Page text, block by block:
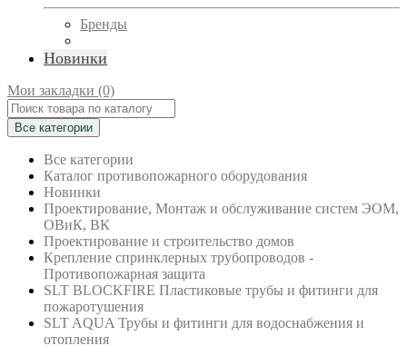
Бренды
Новинки
Мои закладки (0)
Все категории
Все категории
Каталог противопожарного оборудования
Новинки
Проектирование, Монтаж и обслуживание систем ЭОМ,
ОВиК, ВК
Проектирование и строительство домов
Крепление спринклерных трубопроводов -
Противопожарная защита
SLT BLOCKFIRE Пластиковые трубы и фитинги для
пожаротушения
SLT AQUA Трубы и фитинги для водоснабжения и
отопления